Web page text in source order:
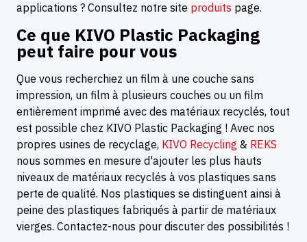
applications ? Consultez notre site produits page.
Ce que KIVO Plastic Packaging
peut faire pour vous
Que vous recherchiez un film à une couche sans
impression, un film à plusieurs couches ou un film
entièrement imprimé avec des matériaux recyclés, tout
est possible chez KIVO Plastic Packaging ! Avec nos
propres usines de recyclage, KIVO Recycling & REKS
nous sommes en mesure d'ajouter les plus hauts
niveaux de matériaux recyclés à vos plastiques sans
perte de qualité. Nos plastiques se distinguent ainsi à
peine des plastiques fabriqués à partir de matériaux
vierges. Contactez-nous pour discuter des possibilités !